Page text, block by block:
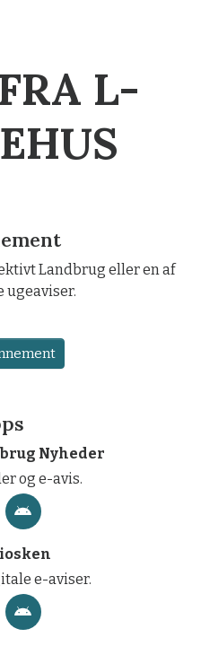
L-
Landbrug eller en af
ugeaviser.
Nyheder
og e-avis.
e-aviser.